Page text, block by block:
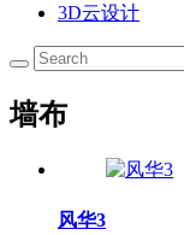
3D云设计
墙布
风华3